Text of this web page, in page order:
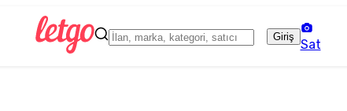
Giriş
Sat